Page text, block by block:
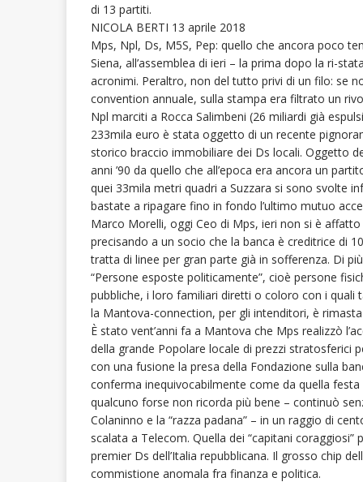
di 13 partiti.
NICOLA BERTI 13 aprile 2018
Mps, Npl, Ds, M5S, Pep: quello che ancora poco
Siena, all’assemblea di ieri – la prima dopo la ri-
acronimi. Peraltro, non del tutto privi di un filo: se
convention annuale, sulla stampa era filtrato un
Npl marciti a Rocca Salimbeni (26 miliardi già
233mila euro è stata oggetto di un recente
storico braccio immobiliare dei Ds locali. Oggetto
anni ’90 da quello che all’epoca era ancora un
quei 33mila metri quadri a Suzzara si sono svolte
bastate a ripagare fino in fondo l’ultimo mutuo
Marco Morelli, oggi Ceo di Mps, ieri non si è
precisando a un socio che la banca è creditrice di
tratta di linee per gran parte già in sofferenza. Di
“Persone esposte politicamente”, cioè persone
pubbliche, i loro familiari diretti o coloro con i
la Mantova-connection, per gli intenditori, è
È stato vent’anni fa a Mantova che Mps realizzò
della grande Popolare locale di prezzi stratosferici
con una fusione la presa della Fondazione sulla
conferma inequivocabilmente come da quella
qualcuno forse non ricorda più bene – continuò
Colaninno e la “razza padana” – in un raggio di
scalata a Telecom. Quella dei “capitani
premier Ds dell’Italia repubblicana. Il grosso chip
commistione anomala fra finanza e politica.